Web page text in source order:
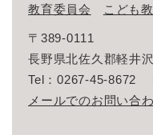
教育委員会 こども
〒389-0111
長野県北佐久郡軽井
Tel：0267-45-8672
メールでのお問い合